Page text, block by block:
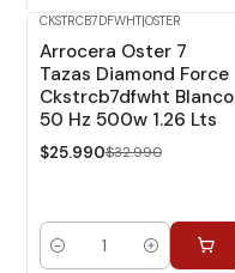
CKSTRCB7DFWHT|OSTER
Arrocera Oster 7
Tazas Diamond Force
Ckstrcb7dfwht Blanco
50 Hz 500w 1.26 Lts
$25.990$32.990
Cantidad